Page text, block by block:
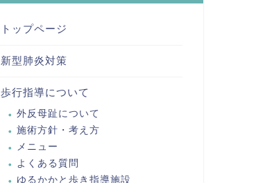
トップページ
新型肺炎対策
歩行指導について
外反母趾について
施術方針・考え方
メニュー
よくある質問
ゆるかかと歩き指導施設